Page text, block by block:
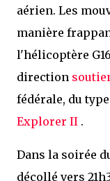
aérien. Les
manière
l'hélicoptère
direction
fédérale, du type
Explorer II .
Dans la soirée
décollé vers